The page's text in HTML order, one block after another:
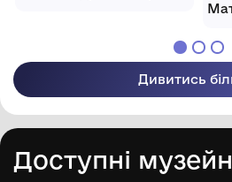
Дивитись
Доступні